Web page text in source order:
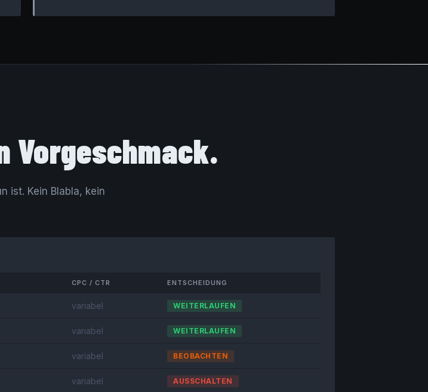
Vorgeschmack.
ist. Kein Blabla, kein
CPC / CTR ENTSCHEIDUNG
variabel WEITERLAUFEN
variabel WEITERLAUFEN
variabel BEOBACHTEN
variabel AUSSCHALTEN